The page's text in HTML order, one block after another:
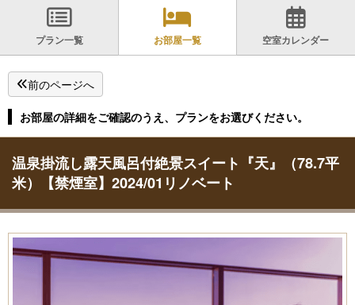
プラン一覧 お部屋一覧 空室カレンダー
前のページへ
お部屋の詳細をご確認のうえ、プランをお選びください。
温泉掛流し露天風呂付絶景スイート『天』（78.7平
米）【禁煙室】2024/01リノベート